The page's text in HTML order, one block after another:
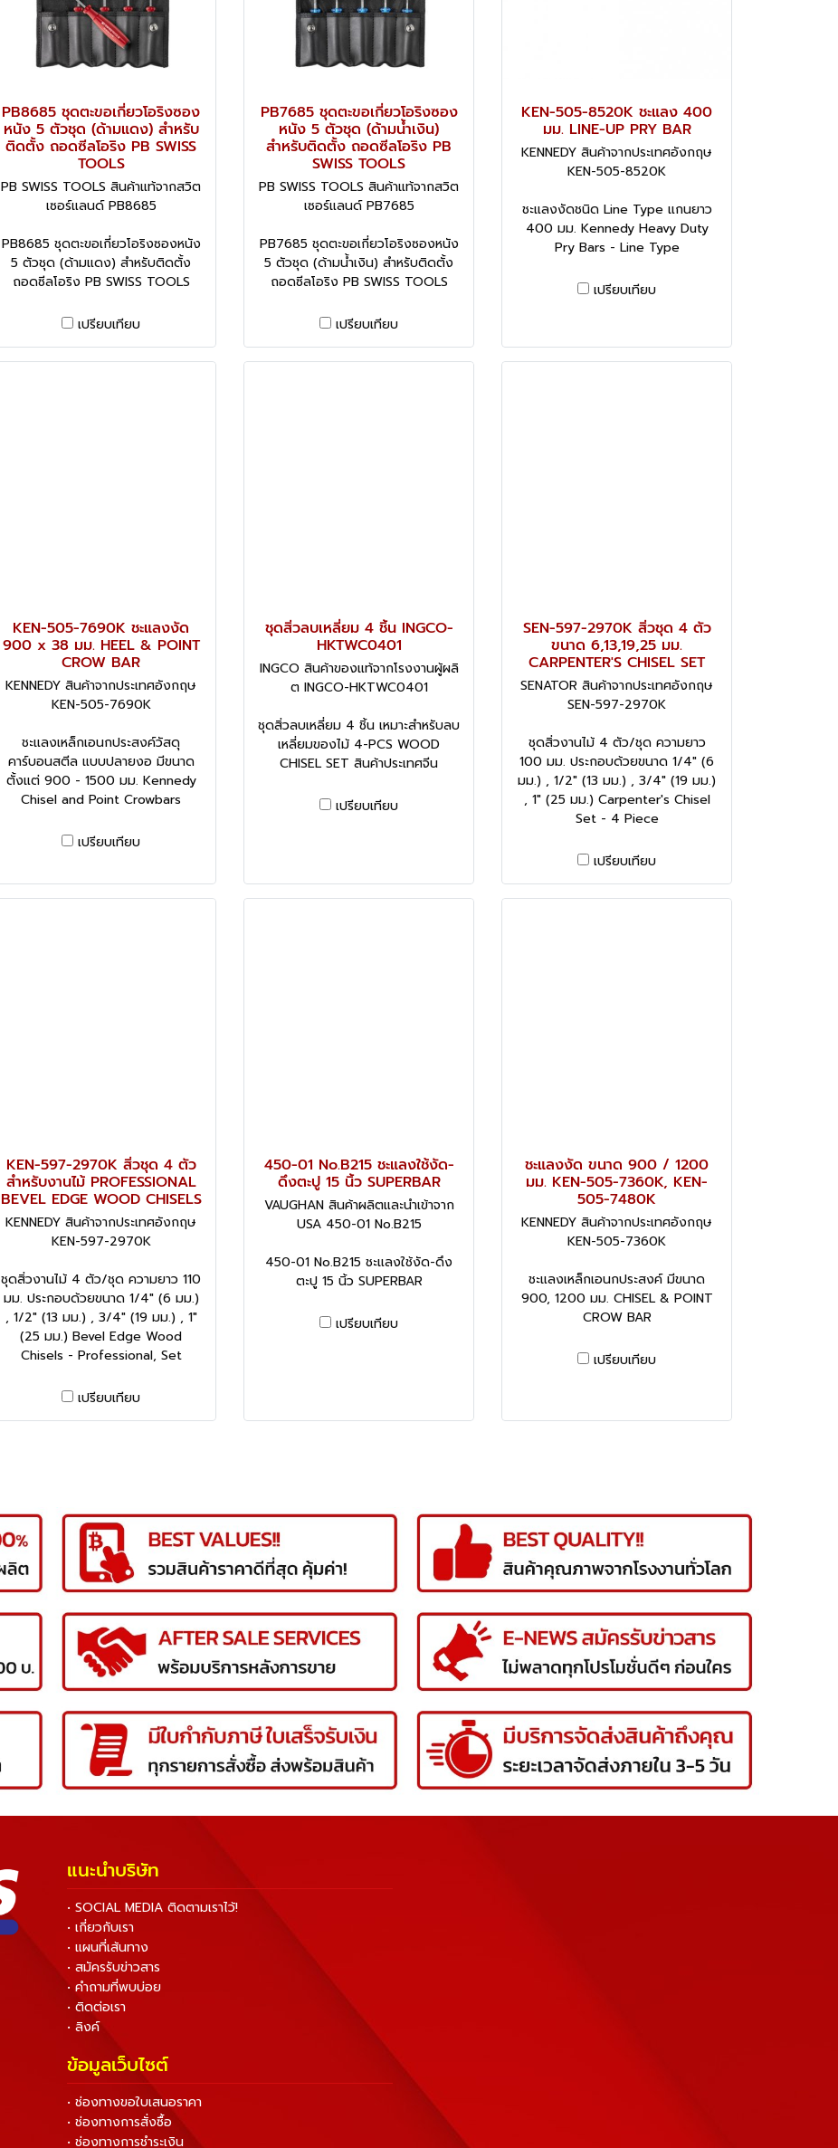
PB8685 ชุดตะขอเกี่ยวโอริงซอง
หนัง 5 ตัวชุด (ด้ามแดง) สำหรับ
ติดตั้ง ถอดซีลโอริง PB SWISS
TOOLS
PB SWISS TOOLS สินค้าแท้จากสวิต
เซอร์แลนด์ PB8685
PB8685 ชุดตะขอเกี่ยวโอริงซองหนัง
5 ตัวชุด (ด้ามแดง) สำหรับติดตั้ง
ถอดซีลโอริง PB SWISS TOOLS
เปรียบเทียบ
PB7685 ชุดตะขอเกี่ยวโอริงซอง
หนัง 5 ตัวชุด (ด้ามน้ำเงิน)
สำหรับติดตั้ง ถอดซีลโอริง PB
SWISS TOOLS
PB SWISS TOOLS สินค้าแท้จากสวิต
เซอร์แลนด์ PB7685
PB7685 ชุดตะขอเกี่ยวโอริงซองหนัง
5 ตัวชุด (ด้ามน้ำเงิน) สำหรับติดตั้ง
ถอดซีลโอริง PB SWISS TOOLS
เปรียบเทียบ
KEN-505-8520K ชะแลง 400
มม. LINE-UP PRY BAR
KENNEDY สินค้าจากประเทศอังกฤษ
KEN-505-8520K
ชะแลงงัดชนิด Line Type แกนยาว
400 มม. Kennedy Heavy Duty
Pry Bars - Line Type
เปรียบเทียบ
KEN-505-7690K ชะแลงงัด
900 x 38 มม. HEEL & POINT
CROW BAR
KENNEDY สินค้าจากประเทศอังกฤษ
KEN-505-7690K
ชะแลงเหล็กเอนกประสงค์วัสดุ
คาร์บอนสตีล แบบปลายงอ มีขนาด
ตั้งแต่ 900 - 1500 มม. Kennedy
Chisel and Point Crowbars
เปรียบเทียบ
ชุดสิ่วลบเหลี่ยม 4 ชิ้น INGCO-
HKTWC0401
INGCO สินค้าของแท้จากโรงงานผู้ผลิ
ต INGCO-HKTWC0401
ชุดสิ่วลบเหลี่ยม 4 ชิ้น เหมาะสำหรับลบ
เหลี่ยมของไม้ 4-PCS WOOD
CHISEL SET สินค้าประเทศจีน
เปรียบเทียบ
SEN-597-2970K สิ่วชุด 4 ตัว
ขนาด 6,13,19,25 มม.
CARPENTER'S CHISEL SET
SENATOR สินค้าจากประเทศอังกฤษ
SEN-597-2970K
ชุดสิ่วงานไม้ 4 ตัว/ชุด ความยาว
100 มม. ประกอบด้วยขนาด 1/4" (6
มม.) , 1/2" (13 มม.) , 3/4" (19 มม.)
, 1" (25 มม.) Carpenter's Chisel
Set - 4 Piece
เปรียบเทียบ
KEN-597-2970K สิ่วชุด 4 ตัว
สำหรับงานไม้ PROFESSIONAL
BEVEL EDGE WOOD CHISELS
KENNEDY สินค้าจากประเทศอังกฤษ
KEN-597-2970K
ชุดสิ่วงานไม้ 4 ตัว/ชุด ความยาว 110
มม. ประกอบด้วยขนาด 1/4" (6 มม.)
, 1/2" (13 มม.) , 3/4" (19 มม.) , 1"
(25 มม.) Bevel Edge Wood
Chisels - Professional, Set
เปรียบเทียบ
450-01 No.B215 ชะแลงใช้งัด-
ดึงตะปู 15 นิ้ว SUPERBAR
VAUGHAN สินค้าผลิตและนำเข้าจาก
USA 450-01 No.B215
450-01 No.B215 ชะแลงใช้งัด-ดึง
ตะปู 15 นิ้ว SUPERBAR
เปรียบเทียบ
ชะแลงงัด ขนาด 900 / 1200
มม. KEN-505-7360K, KEN-
505-7480K
KENNEDY สินค้าจากประเทศอังกฤษ
KEN-505-7360K
ชะแลงเหล็กเอนกประสงค์ มีขนาด
900, 1200 มม. CHISEL & POINT
CROW BAR
เปรียบเทียบ
แนะนำบริษัท
• SOCIAL MEDIA ติดตามเราไว้!
• เกี่ยวกับเรา
• แผนที่เส้นทาง
• สมัครรับข่าวสาร
• คำถามที่พบบ่อย
• ติดต่อเรา
• ลิงค์
ข้อมูลเว็บไซต์
• ช่องทางขอใบเสนอราคา
• ช่องทางการสั่งซื้อ
• ช่องทางการชำระเงิน